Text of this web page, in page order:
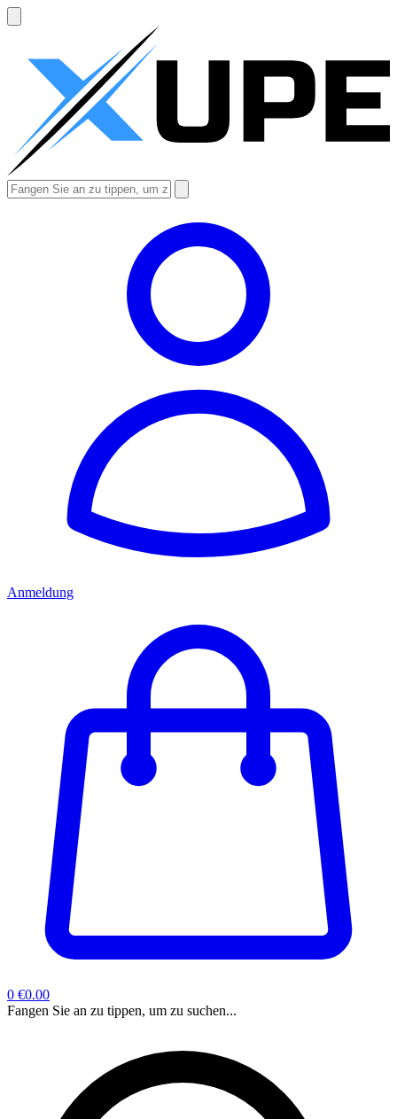
Anmeldung
0 €0.00
Fangen Sie an zu tippen, um zu suchen...